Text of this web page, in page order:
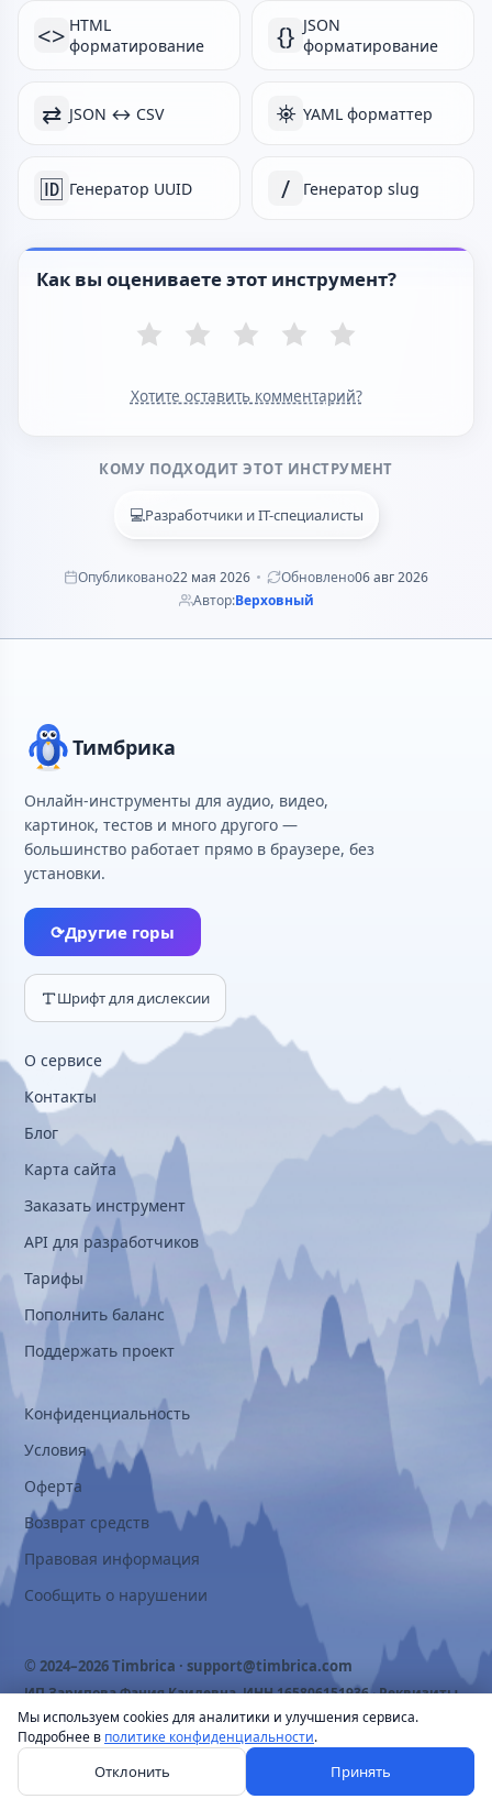
<> HTML
форматирование
{} JSON
форматирование
⇄ JSON ↔ CSV ⛯ YAML форматтер
🆔 Генератор UUID / Генератор slug
Как вы оцениваете этот инструмент?
Хотите оставить комментарий?
КОМУ ПОДХОДИТ ЭТОТ ИНСТРУМЕНТ
💻Разработчики и IT-специалисты
Опубликовано22 мая 2026 Обновлено06 авг 2026
Автор:Верховный
Тимбрика
Онлайн-инструменты для аудио, видео,
картинок, тестов и много другого —
большинство работает прямо в браузере, без
установки.
⟳Другие горы
Шрифт для дислексии
О сервисе
Контакты
Блог
Карта сайта
Заказать инструмент
API для разработчиков
Тарифы
Пополнить баланс
Поддержать проект
Конфиденциальность
Условия
Оферта
Возврат средств
Правовая информация
Сообщить о нарушении
© 2024–2026 Timbrica · support@timbrica.com
ИП Зарипова Фания Каилевна, ИНН 165806151936 ·Реквизиты
Мы используем cookies для аналитики и улучшения сервиса.
Подробнее в политике конфиденциальности.
Отклонить Принять